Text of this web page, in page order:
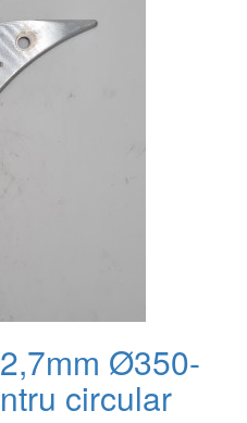
Ø350-
circular